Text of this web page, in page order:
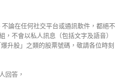
論在任何社交平台或通訊軟件，都絕不
，不會以私人訊息（包括文字及語音）
升股」之類的股票號碼，敬請各位時刻
回答，